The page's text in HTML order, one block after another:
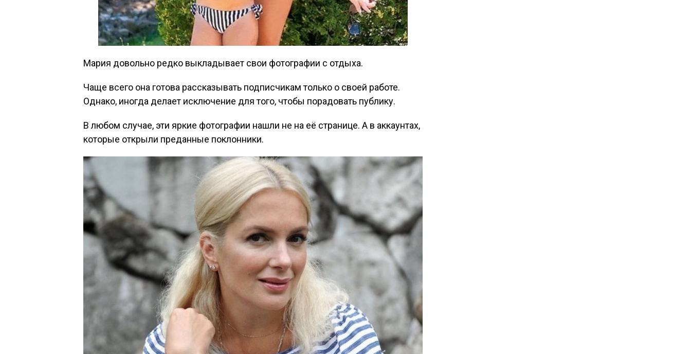
Мария довольно редко выкладывает свои фотографии с отдыха.
Чаще всего она готова рассказывать подписчикам только о своей работе.
Однако, иногда делает исключение для того, чтобы порадовать публику.
В любом случае, эти яркие фотографии нашли не на её странице. А в аккаунтах,
которые открыли преданные поклонники.